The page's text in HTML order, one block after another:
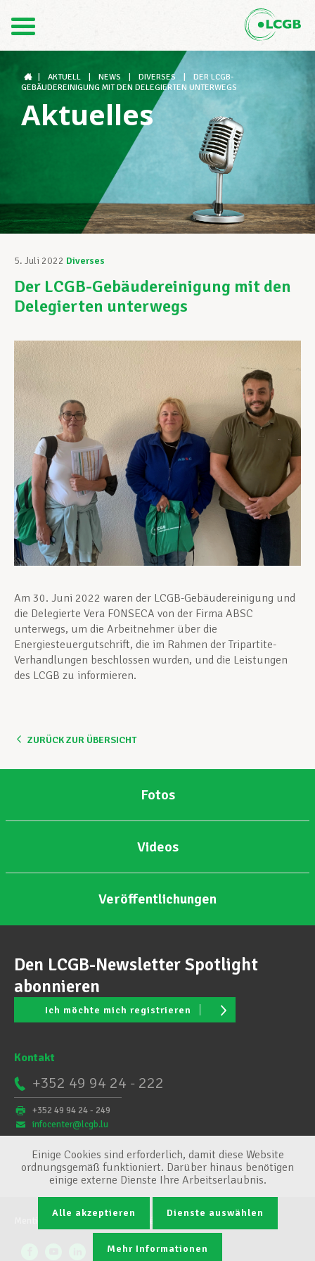
FR
Der LCGB
Gewerkschaftsstrukturen
Unterstützung im Arbeitsalltag
Ihre Rechte
Unterstützung im Privatleben
Berufliche Weiterentwicklung
Mitglied werden
Aktuell
AKTUELL NEWS DIVERSES
DER LCGB-
GEBÄUDEREINIGUNG MIT DEN DELEGIERTEN UNTERWEGS
Aktuelles
5. Juli 2022 Diverses
Der LCGB-Gebäudereinigung mit den
Delegierten unterwegs
Am 30. Juni 2022 waren der LCGB-Gebäudereinigung und
die Delegierte Vera FONSECA von der Firma ABSC
unterwegs, um die Arbeitnehmer über die
Energiesteuergutschrift, die im Rahmen der Tripartite-
Verhandlungen beschlossen wurden, und die Leistungen
des LCGB zu informieren.
ZURÜCK ZUR ÜBERSICHT
Fotos
Videos
Veröffentlichungen
Den LCGB-Newsletter Spotlight
abonnieren
Ich möchte mich registrieren
Kontakt
+352 49 94 24 - 222
+352 49 94 24 - 249
infocenter@lcgb.lu
Conditions générales
Einige Cookies sind erforderlich, damit diese Website
ordnungsgemäß funktioniert. Darüber hinaus benötigen
einige externe Dienste Ihre Arbeitserlaubnis.
Alle akzeptieren Dienste auswählen
Mehr Informationen